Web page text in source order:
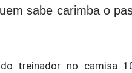
sabe carimba o
treinador no camisa